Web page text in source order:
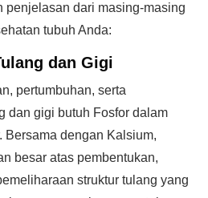
penjelasan dari masing-masing
tubuh Anda:
dan Gigi
pertumbuhan, serta
dan gigi butuh Fosfor dalam
Bersama dengan Kalsium,
besar atas pembentukan,
struktur tulang yang